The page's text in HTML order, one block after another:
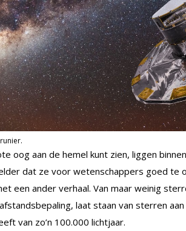
oog aan de hemel kunt zien, liggen
dat ze voor wetenschappers goed te
een ander verhaal. Van maar weinig
laat staan van sterren
van zo’n 100.000 lichtjaar.